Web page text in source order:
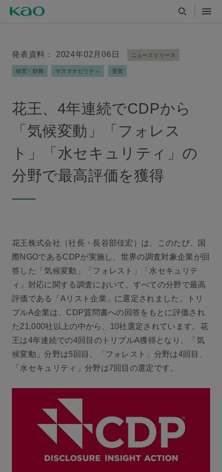
発表資料： 2024年02月06日 ニュースリリース
経営・財務 サステナビリティ 受賞
花王、4年連続でCDPから
「気候変動」「フォレス
ト」「水セキュリティ」の
分野で最高評価を獲得
花王株式会社（社長・長谷部佳宏）は、このたび、国
際NGOであるCDPが実施し、世界の調査対象企業が回
答した「気候変動」「フォレスト」「水セキュリテ
ィ」対応に関する調査において、すべての分野で最高
評価である「Aリスト企業」に選定されました。トリ
プルA企業は、CDP質問書への回答をもとに評価され
た21,000社以上の中から、10社選定されています。花
王は4年連続での4回目のトリプルA獲得となり、「気
候変動」分野は5回目、「フォレスト」分野は4回目、
「水セキュリティ」分野は7回目の選定です。